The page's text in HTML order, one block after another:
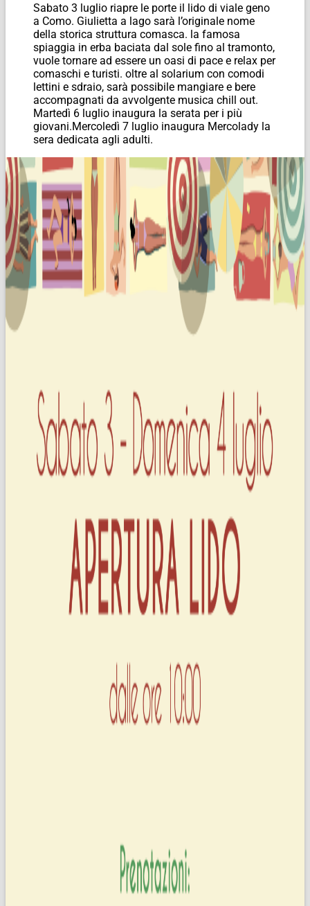
Sabato 3 luglio riapre le porte il lido di viale geno
a Como. Giulietta a lago sarà l’originale nome
della storica struttura comasca. la famosa
spiaggia in erba baciata dal sole fino al tramonto,
vuole tornare ad essere un oasi di pace e relax per
comaschi e turisti. oltre al solarium con comodi
lettini e sdraio, sarà possibile mangiare e bere
accompagnati da avvolgente musica chill out.
Martedì 6 luglio inaugura la serata per i più
giovani.Mercoledì 7 luglio inaugura Mercolady la
sera dedicata agli adulti.